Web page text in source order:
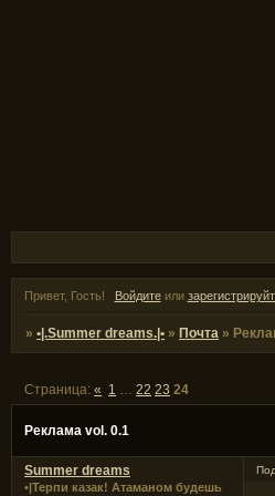
Привет, Гость! Войдитеили
»•|.Summer dreams.|• » Почта »
Реклама vol. 0.1
Страница:« 1 … 22 23 24
Summer dreams
•|Терпи казак! Атаманом будешь